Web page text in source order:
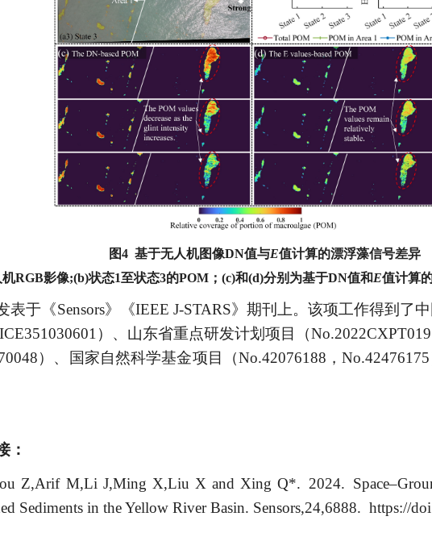
图4 基于无人机图像DN值与E值计算的漂浮藻信号差异
机RGB影像;(b)状态1至状态3的POM；(c)和(d)分别为基于DN值和E值计算
表于《Sensors》《IEEE J-STARS》期刊上。该项工作得到了
）、山东省重点研发计划项目（No.2022CXPT019
）、国家自然科学基金项目（No.42076188，No.42476175
：
Z,Arif M,Li J,Ming X,Liu X and Xing Q*. 2024.
Sediments in the Yellow River Basin. Sensors,24,6888. https://